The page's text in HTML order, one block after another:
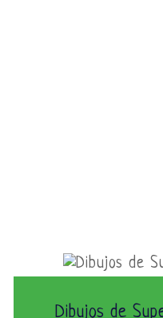
Dibujos de